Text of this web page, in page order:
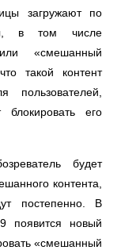
загружают по
в том числе
«смешанный
такой контент
пользователей,
его
будет
контента,
постепенно. В
появится новый
«смешанный